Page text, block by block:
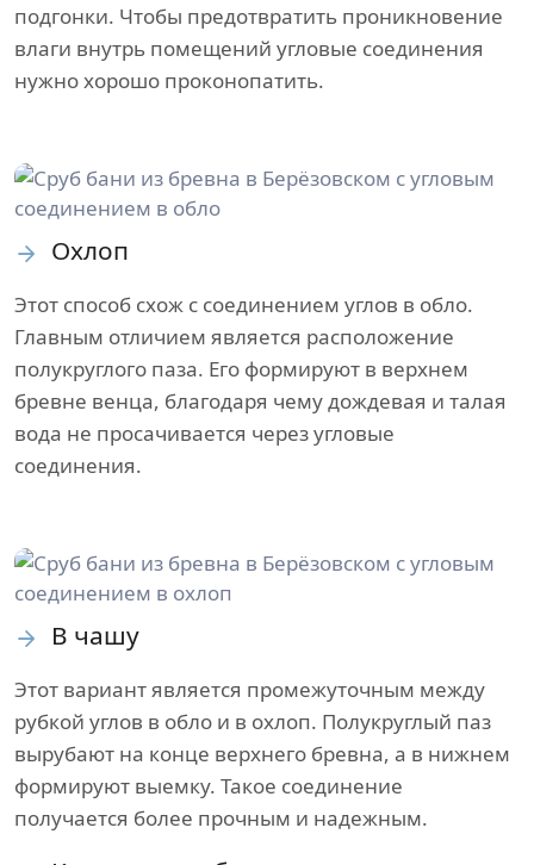
подгонки. Чтобы предотвратить проникновение
влаги внутрь помещений угловые соединения
нужно хорошо проконопатить.
Охлоп
Этот способ схож с соединением углов в обло.
Главным отличием является расположение
полукруглого паза. Его формируют в верхнем
бревне венца, благодаря чему дождевая и талая
вода не просачивается через угловые
соединения.
В чашу
Этот вариант является промежуточным между
рубкой углов в обло и в охлоп. Полукруглый паз
вырубают на конце верхнего бревна, а в нижнем
формируют выемку. Такое соединение
получается более прочным и надежным.